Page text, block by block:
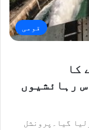
قومی
کا
رہائشیوں
گیا۔پرونشل